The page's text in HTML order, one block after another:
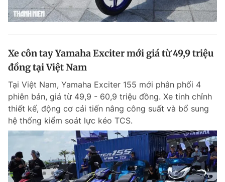
Tiện ích Bạn cần biết
Đọc Thanh Niên trên điện thoại
Theo dõi báo trên
Xe côn tay Yamaha Exciter mới giá từ 49,9 triệu
đồng tại Việt Nam
Tại Việt Nam, Yamaha Exciter 155 mới phân phối 4
phiên bản, giá từ 49,9 - 60,9 triệu đồng. Xe tinh chỉnh
thiết kế, động cơ cải tiến nâng công suất và bổ sung
hệ thống kiểm soát lực kéo TCS.